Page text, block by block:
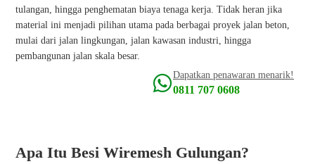
tulangan, hingga penghematan biaya tenaga kerja. Tidak heran jika
material ini menjadi pilihan utama pada berbagai proyek jalan beton,
mulai dari jalan lingkungan, jalan kawasan industri, hingga
pembangunan jalan skala besar.
Dapatkan penawaran menarik!
0811 707 0608
Apa Itu Besi Wiremesh Gulungan?